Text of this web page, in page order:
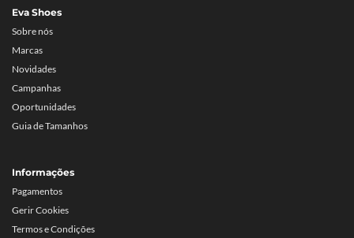
Eva Shoes
Sobre nós
Marcas
Novidades
Campanhas
Oportunidades
Guia de Tamanhos
Informações
Pagamentos
Gerir Cookies
Termos e Condições